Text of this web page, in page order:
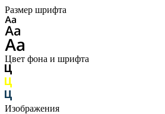
Размер шрифта
Цвет фона и шрифта
Изображения